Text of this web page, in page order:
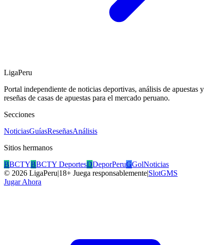
LigaPeru
Portal independiente de noticias deportivas, análisis de apuestas y
reseñas de casas de apuestas para el mercado peruano.
Secciones
NoticiasGuíasReseñasAnálisis
Sitios hermanos
BBCTYBBCTY DeportesDDeporPeruGGolNoticias
© 2026 LigaPeru|18+ Juega responsablemente|SlotGMS
Jugar Ahora